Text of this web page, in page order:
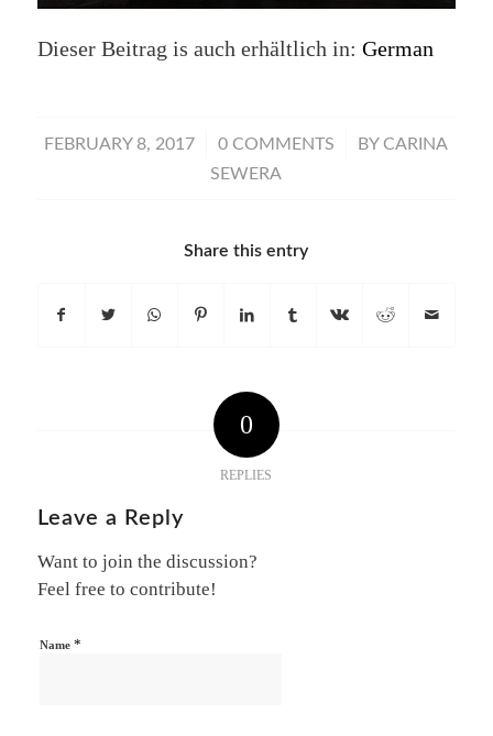
Dieser Beitrag is auch erhältlich in: German
FEBRUARY 8, 2017
/ 0 COMMENTS
/ BY CARINA
SEWERA
Share this entry
0
REPLIES
Leave a Reply
Want to join the discussion?
Feel free to contribute!
Name *